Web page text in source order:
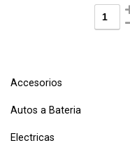
Accesorios
Autos a Bateria
Electricas